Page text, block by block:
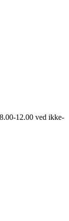
12.00 ved ikke-